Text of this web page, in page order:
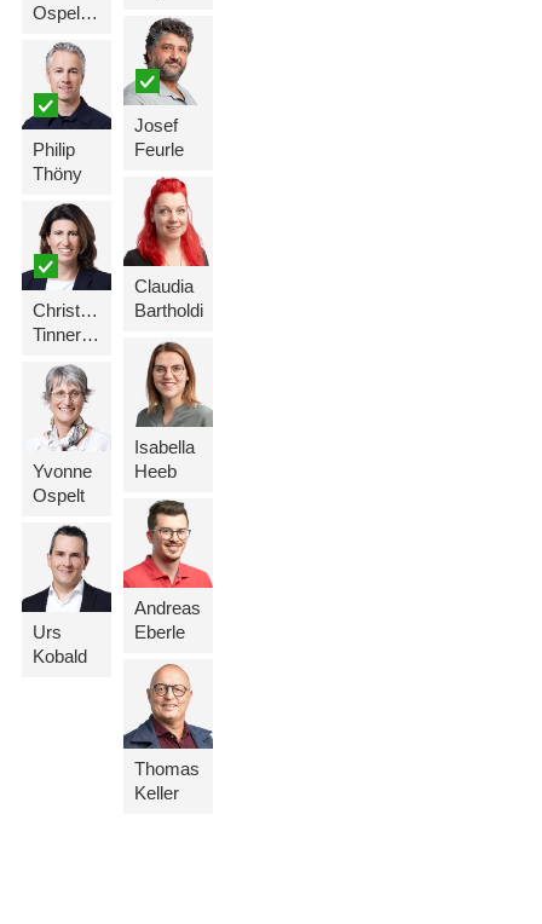
Ospelt-Niepelt
Philip
Thöny
Christine
Tinner-Rampone
Yvonne
Ospelt
Urs
Kobald
Josef
Feurle
Claudia
Bartholdi
Isabella
Heeb
Andreas
Eberle
Thomas
Keller